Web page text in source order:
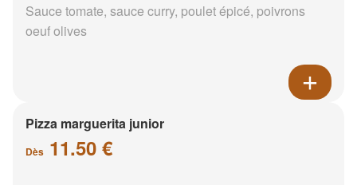
Sauce tomate, sauce curry, poulet épicé, poivrons
oeuf olives
Pizza marguerita junior
Dès 11.50 €